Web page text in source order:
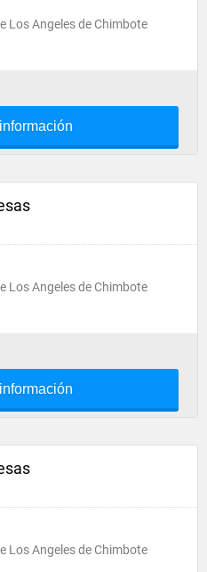
Los Angeles de Chimbote
Los Angeles de Chimbote
Los Angeles de Chimbote